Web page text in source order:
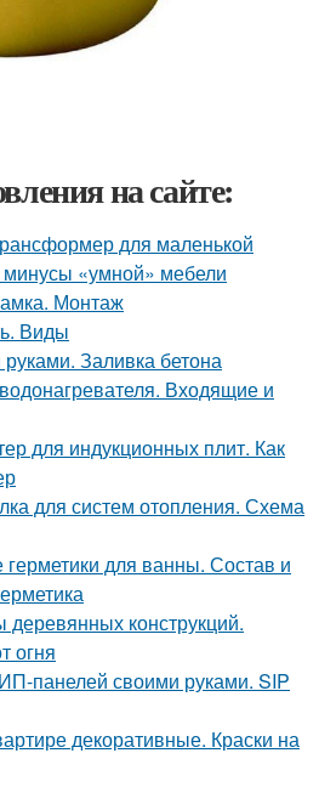
на сайте:
для маленькой
«умной» мебели
Монтаж
Виды
Заливка бетона
Входящие и
для индукционных плит. Как
для систем отопления. Схема
для ванны. Состав и
конструкций.
огня
панелей своими руками. SIP
декоративные. Краски на